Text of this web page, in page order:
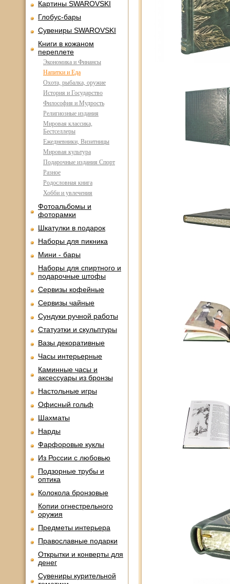
Картины SWAROVSKI
Глобус-бары
Сувениры SWAROVSKI
Книги в кожаном
переплете
Экономика и Финансы
Напитки и Еда
Охота, рыбалка, оружие
История и Государство
Философия и Мудрость
Религиозные издания
Мировая классика,
Бестселлеры
Ежедневники, Визитницы
Мировая культура
Подарочные издания Спорт
Разное
Родословная книга
Хобби и увлечения
Фотоальбомы и
фоторамки
Шкатулки в подарок
Наборы для пикника
Мини - бары
Наборы для спиртного и
подарочные штофы
Сервизы кофейные
Сервизы чайные
Сундуки ручной работы
Статуэтки и скульптуры
Вазы декоративные
Часы интерьерные
Каминные часы и
аксессуары из бронзы
Настольные игры
Офисный гольф
Шахматы
Нарды
Фарфоровые куклы
Из России с любовью
Подзорные трубы и
оптика
Колокола бронзовые
Копии огнестрельного
оружия
Предметы интерьера
Православные подарки
Открытки и конверты для
денег
Сувениры курительной